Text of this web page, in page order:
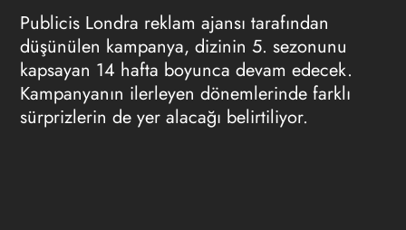
Publicis Londra reklam ajansı tarafından
düşünülen kampanya, dizinin 5. sezonunu
kapsayan 14 hafta boyunca devam edecek.
Kampanyanın ilerleyen dönemlerinde farklı
sürprizlerin de yer alacağı belirtiliyor.